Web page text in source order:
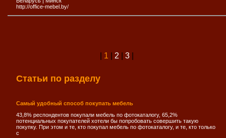
http://office-mebel.by/
1 2 3
Статьи по разделу
Самый удобный способ покупать мебель
43,8% респондентов покупали мебель по фотокаталогу, 65,2%
потенциальных покупателей хотели бы попробовать совершить такую
покупку. При этом и те, кто покупал мебель по фотокаталогу, и те, кто только
с